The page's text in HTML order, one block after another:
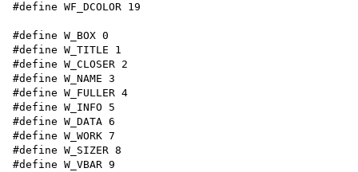
#define WF_DCOLOR 19
#define W_BOX 0
#define W_TITLE 1
#define W_CLOSER 2
#define W_NAME 3
#define W_FULLER 4
#define W_INFO 5
#define W_DATA 6
#define W_WORK 7
#define W_SIZER 8
#define W_VBAR 9